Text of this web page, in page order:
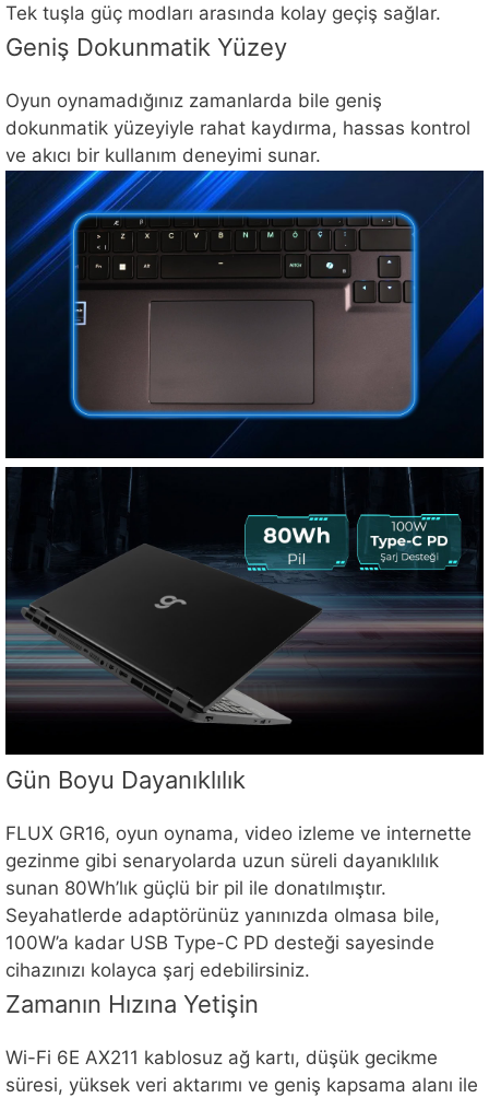
Tek tuşla güç modları arasında kolay geçiş sağlar.
Geniş Dokunmatik Yüzey
Oyun oynamadığınız zamanlarda bile geniş
dokunmatik yüzeyiyle rahat kaydırma, hassas kontrol
ve akıcı bir kullanım deneyimi sunar.
Gün Boyu Dayanıklılık
FLUX GR16, oyun oynama, video izleme ve internette
gezinme gibi senaryolarda uzun süreli dayanıklılık
sunan 80Wh’lık güçlü bir pil ile donatılmıştır.
Seyahatlerde adaptörünüz yanınızda olmasa bile,
100W’a kadar USB Type-C PD desteği sayesinde
cihazınızı kolayca şarj edebilirsiniz.
Zamanın Hızına Yetişin
Wi-Fi 6E AX211 kablosuz ağ kartı, düşük gecikme
süresi, yüksek veri aktarımı ve geniş kapsama alanı ile